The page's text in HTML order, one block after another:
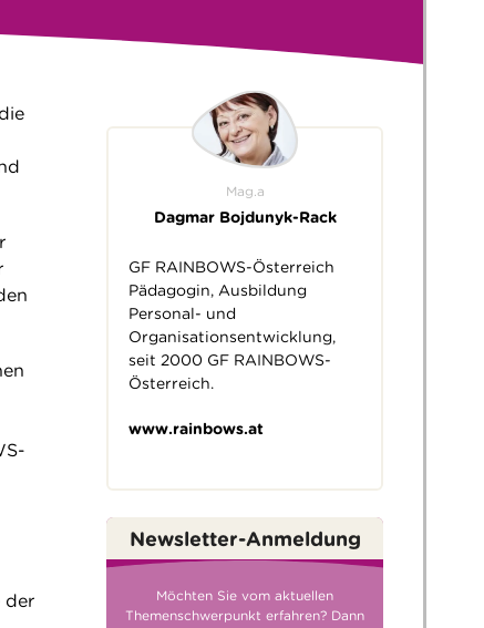
der
Mag.a
Dagmar Bojdunyk-Rack
GF RAINBOWS-Österreich
Pädagogin, Ausbildung
Personal- und
Organisationsentwicklung,
seit 2000 GF RAINBOWS-
Österreich.
www.rainbows.at
Newsletter-Anmeldung
Möchten Sie vom aktuellen
Themenschwerpunkt erfahren? Dann